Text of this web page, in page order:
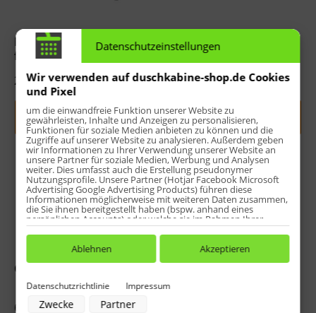
HSK Brauseschlauch
für Shower-Sets &
Duschpaneele
29,42 € *
Jetzt indiv. konfigurieren
Thermostatkartusche
115,88 € *
Jetzt indiv. konfigurieren
Griff Thermostat
67,79 € *
Absperrventil-Griff
Datenschutzeinstellungen
Wir verwenden auf duschkabine-shop.de Cookies
und Pixel
um die einwandfreie Funktion unserer Website zu
gewährleisten, Inhalte und Anzeigen zu personalisieren,
Funktionen für soziale Medien anbieten zu können und die
Zugriffe auf unserer Website zu analysieren. Außerdem geben
wir Informationen zu Ihrer Verwendung unserer Website an
unsere Partner für soziale Medien, Werbung und Analysen
weiter. Dies umfasst auch die Erstellung pseudonymer
Nutzungsprofile. Unsere Partner (Hotjar Facebook Microsoft
Advertising Google Advertising Products) führen diese
Informationen möglicherweise mit weiteren Daten zusammen,
die Sie ihnen bereitgestellt haben (bspw. anhand eines
persönlichen Accounts) oder welche sie im Rahmen Ihrer
Nutzung der Dienste gesammelt haben (bspw. Nutzungsdaten
anderer Geräte). Ihre Einwilligung zur Nutzung von Cookies
und Pixeln können Sie jederzeit widerrufen, indem Sie auf den
Datenschutz-Button links unten klicken und dort die
Zwecke der Datenverarbeitung durch unsere Partner:
Speichern von oder Zugriff auf Informationen auf einem Endgerät
Datenschutzrichtlinie Impressum
Zwecke Partner
Ablehnen Akzeptieren